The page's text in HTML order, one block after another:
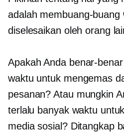
adalah membuang-buang
diselesaikan oleh orang
Apakah Anda benar-
waktu untuk mengemas
pesanan? Atau mungkin
terlalu banyak waktu
media sosial? Ditangkap